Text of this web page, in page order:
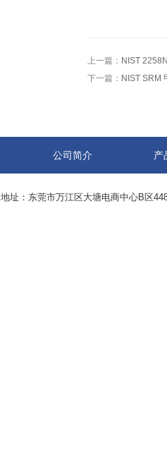
上一篇： NIST
下一篇： NIST SRM
公司简介 产
地址：东莞市万江区大塘电商中心B区